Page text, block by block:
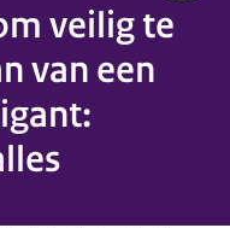
veilig te
van een